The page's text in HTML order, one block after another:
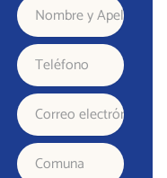
Nombre
y
Apellido
Teléfono
Correo
electrónico
Comuna